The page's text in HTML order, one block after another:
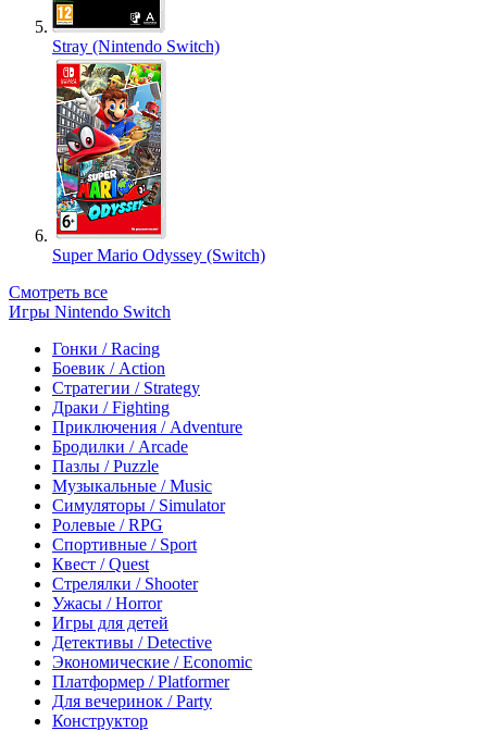
Stray (Nintendo Switch)
Super Mario Odyssey (Switch)
Смотреть все
Игры Nintendo Switch
Гонки / Racing
Боевик / Action
Стратегии / Strategy
Драки / Fighting
Приключения / Adventure
Бродилки / Arcade
Пазлы / Puzzle
Музыкальные / Music
Симуляторы / Simulator
Ролевые / RPG
Спортивные / Sport
Квест / Quest
Стрелялки / Shooter
Ужасы / Horror
Игры для детей
Детективы / Detective
Экономические / Economic
Платформер / Platformer
Для вечеринок / Party
Конструктор